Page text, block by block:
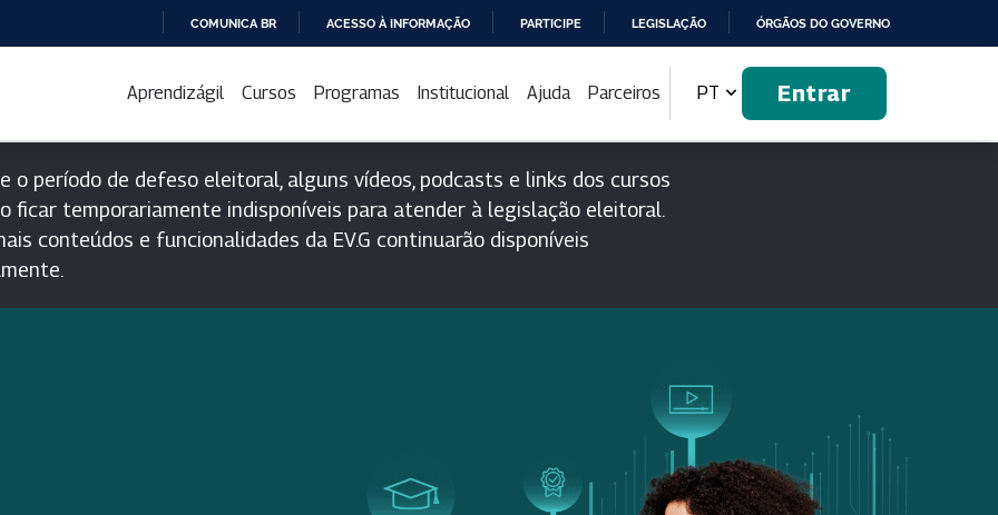
PARA
CONTEÚDO
COMUNICA BR ACESSO À INFORMAÇÃO PARTICIPE LEGISLAÇÃO ÓRGÃOS DO GOVERNO
Aprendizágil Cursos Programas Institucional Ajuda Parceiros PT Entrar
o período de defeso eleitoral, alguns vídeos, podcasts e links dos cursos
ficar temporariamente indisponíveis para atender à legislação eleitoral.
conteúdos e funcionalidades da EV.G continuarão disponíveis